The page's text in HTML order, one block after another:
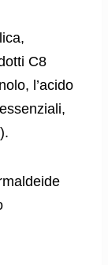
C8
l’acido